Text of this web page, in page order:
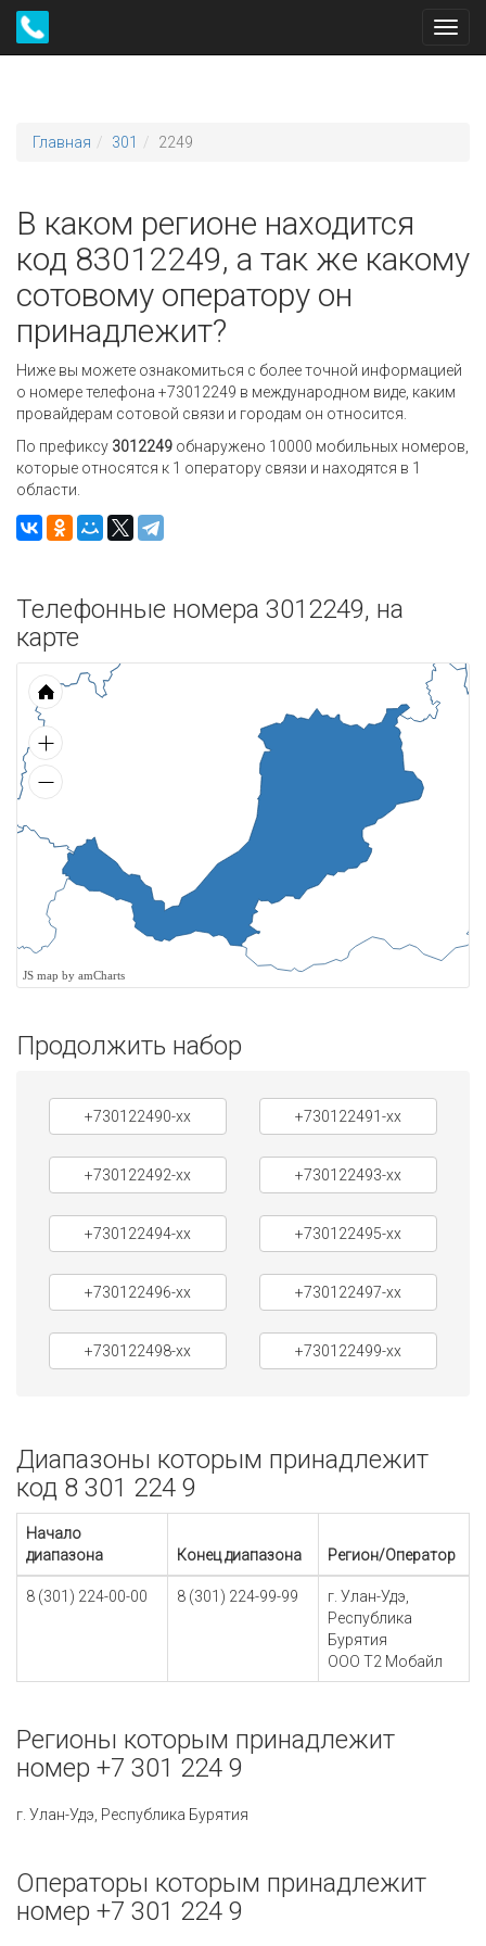
Главная 301 2249
В каком регионе находится
код 83012249, а так же какому
сотовому оператору он
принадлежит?
Ниже вы можете ознакомиться с более точной информацией
о номере телефона +73012249 в международном виде, каким
провайдерам сотовой связи и городам он относится.
По префиксу 3012249 обнаружено 10000 мобильных номеров,
которые относятся к 1 оператору связи и находятся в 1
области.
Телефонные номера 3012249, на
карте
JS map by amCharts
Продолжить набор
+730122490-xx +730122491-xx
+730122492-xx +730122493-xx
+730122494-xx +730122495-xx
+730122496-xx +730122497-xx
+730122498-xx +730122499-xx
Диапазоны которым принадлежит
код 8 301 224 9
Начало
диапазона
Конец диапазона Регион/Оператор
8 (301) 224-00-00 8 (301) 224-99-99
г. Улан-Удэ,
Республика
Бурятия
ООО Т2 Мобайл
Регионы которым принадлежит
номер +7 301 224 9
г. Улан-Удэ, Республика Бурятия
Операторы которым принадлежит
номер +7 301 224 9